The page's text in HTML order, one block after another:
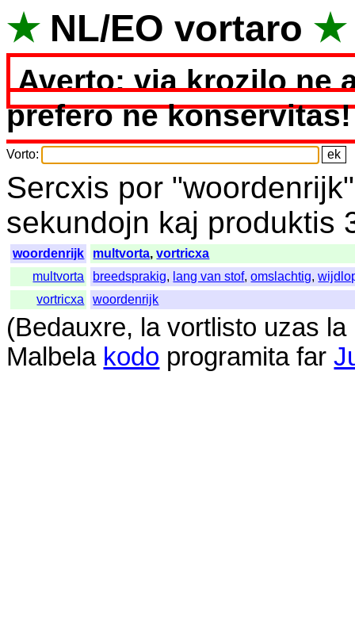
★ NL/EO vortaro ★
Averto: via krozilo ne
prefero ne konservitas!
Vorto:
Sercxis por "
sekundojn kaj produktis
woordenrijk multvorta,vortricxa
multvorta
breedsprakig, lang van stof,omslachtig,
vortricxa
woordenrijk
(Bedauxre, la vortlisto uzas la
Malbela kodo programita far